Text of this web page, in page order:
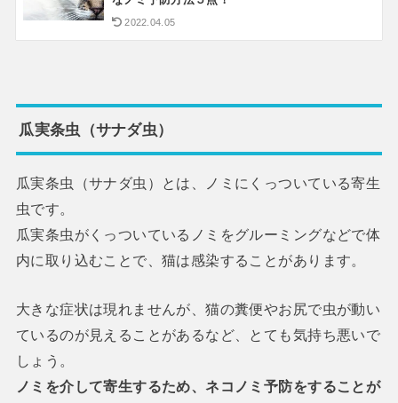
2022.04.05
瓜実条虫（サナダ虫）
瓜実条虫（サナダ虫）とは、ノミにくっついている寄生
虫です。
瓜実条虫がくっついているノミをグルーミングなどで体
内に取り込むことで、猫は感染することがあります。
大きな症状は現れませんが、猫の糞便やお尻で虫が動い
ているのが見えることがあるなど、とても気持ち悪いで
しょう。
ノミを介して寄生するため、ネコノミ予防をすることが